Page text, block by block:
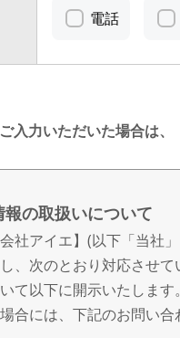
電話
ご入力いただいた場合は、
報の取扱いについて
会社アイエ】(以下「当社
、次のとおり対応させ
て以下に開示いたしま
合には、下記のお問い合